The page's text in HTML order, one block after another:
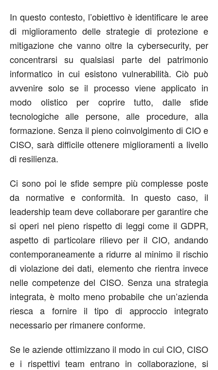
In questo contesto, l’obiettivo è identificare le aree
di miglioramento delle strategie di protezione e
mitigazione che vanno oltre la cybersecurity, per
concentrarsi su qualsiasi parte del patrimonio
informatico in cui esistono vulnerabilità. Ciò può
avvenire solo se il processo viene applicato in
modo olistico per coprire tutto, dalle sfide
tecnologiche alle persone, alle procedure, alla
formazione. Senza il pieno coinvolgimento di CIO e
CISO, sarà difficile ottenere miglioramenti a livello
di resilienza.
Ci sono poi le sfide sempre più complesse poste
da normative e conformità. In questo caso, il
leadership team deve collaborare per garantire che
si operi nel pieno rispetto di leggi come il GDPR,
aspetto di particolare rilievo per il CIO, andando
contemporaneamente a ridurre al minimo il rischio
di violazione dei dati, elemento che rientra invece
nelle competenze del CISO. Senza una strategia
integrata, è molto meno probabile che un’azienda
riesca a fornire il tipo di approccio integrato
necessario per rimanere conforme.
Se le aziende ottimizzano il modo in cui CIO, CISO
e i rispettivi team entrano in collaborazione, si